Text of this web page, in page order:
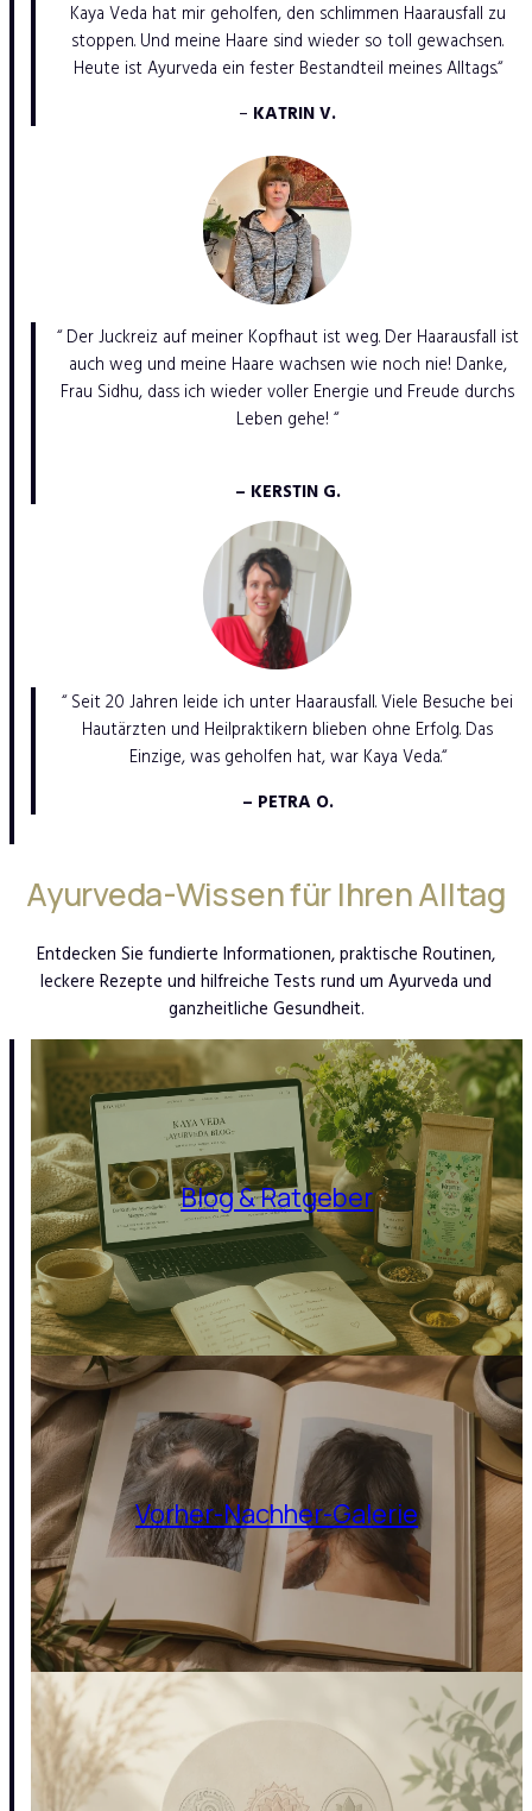
Kaya Veda hat mir geholfen, den schlimmen Haarausfall zu
stoppen. Und meine Haare sind wieder so toll gewachsen.
Heute ist Ayurveda ein fester Bestandteil meines Alltags.“
– KATRIN V.
“ Der Juckreiz auf meiner Kopfhaut ist weg. Der Haarausfall ist
auch weg und meine Haare wachsen wie noch nie! Danke,
Frau Sidhu, dass ich wieder voller Energie und Freude durchs
Leben gehe! “
– KERSTIN G.
“ Seit 20 Jahren leide ich unter Haarausfall. Viele Besuche bei
Hautärzten und Heilpraktikern blieben ohne Erfolg. Das
Einzige, was geholfen hat, war Kaya Veda.“
– PETRA O.
Ayurveda-Wissen für Ihren Alltag
Entdecken Sie fundierte Informationen, praktische Routinen,
leckere Rezepte und hilfreiche Tests rund um Ayurveda und
ganzheitliche Gesundheit.
Blog & Ratgeber
Vorher-Nachher-Galerie